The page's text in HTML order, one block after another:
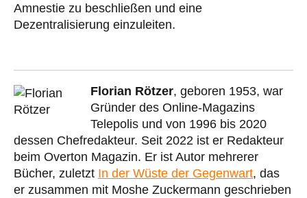
Amnestie zu beschließen und eine
Dezentralisierung einzuleiten.
Florian Rötzer, geboren 1953, war
Gründer des Online-Magazins
Telepolis und von 1996 bis 2020
dessen Chefredakteur. Seit 2022 ist er Redakteur
beim Overton Magazin. Er ist Autor mehrerer
Bücher, zuletzt In der Wüste der Gegenwart, das
er zusammen mit Moshe Zuckermann geschrieben